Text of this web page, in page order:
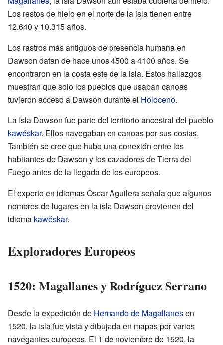
Los restos de hielo en el norte de la isla tienen entre
12.640 y 10.315 años.
Los rastros más antiguos de presencia humana en
Dawson datan de hace unos 4500 a 4100 años. Se
encontraron en la costa este de la isla. Estos hallazgos
muestran que solo los pueblos que usaban canoas
tuvieron acceso a Dawson durante el Holoceno.
La Isla Dawson fue parte del territorio ancestral del pueblo
kawéskar. Ellos navegaban en canoas por sus costas.
También se cree que hubo una conexión entre los
habitantes de Dawson y los cazadores de Tierra del
Fuego antes de la llegada de los europeos.
El experto en idiomas Oscar Aguilera señala que algunos
nombres de lugares en la isla Dawson provienen del
idioma kawéskar.
Exploradores Europeos
1520: Magallanes y Rodríguez Serrano
Desde la expedición de Hernando de Magallanesen
1520, la isla fue vista y dibujada en mapas por varios
navegantes europeos. El 1 de noviembre de 1520, la